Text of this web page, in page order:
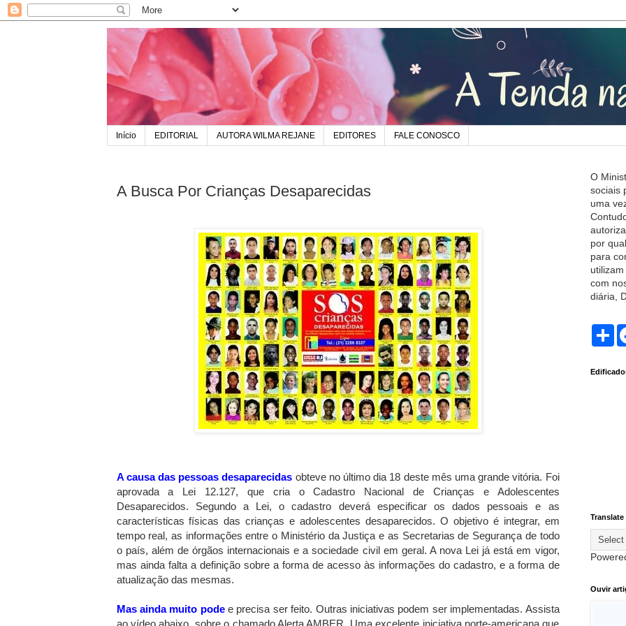
Início EDITORIAL AUTORA WILMA REJANE EDITORES FALE CONOSCO
A Busca Por Crianças Desaparecidas
A causa das pessoas desaparecidas obteve no último dia 18 deste mês uma grande vitória. Foi
aprovada a Lei 12.127, que cria o Cadastro Nacional de Crianças e Adolescentes
Desaparecidos. Segundo a Lei, o cadastro deverá especificar os dados pessoais e as
características físicas das crianças e adolescentes desaparecidos. O objetivo é integrar, em
tempo real, as informações entre o Ministério da Justiça e as Secretarias de Segurança de todo
o país, além de órgãos internacionais e a sociedade civil em geral. A nova Lei já está em vigor,
mas ainda falta a definição sobre a forma de acesso às informações do cadastro, e a forma de
atualização das mesmas.
Mas ainda muito podee precisa ser feito. Outras iniciativas podem ser implementadas. Assista
ao vídeo abaixo, sobre o chamado Alerta AMBER. Uma excelente iniciativa norte-americana que
O
sociais
uma
por
para
com
diária,
S
e
Translate
Ouvir